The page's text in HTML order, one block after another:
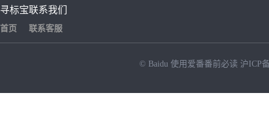
寻标宝
首页
联系我们
联系客服
© Baidu 使用爱番番前必读 沪ICP